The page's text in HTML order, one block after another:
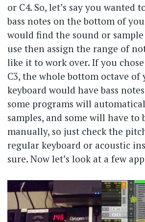
or C4. So, let’s say you wanted
bass notes on the bottom of
would find the sound or
use then assign the range of
like it to work over. If you
C3, the whole bottom octave of
keyboard would have bass
some programs will
samples, and some will have to
manually, so just check the
regular keyboard or acoustic
sure. Now let’s look at a few